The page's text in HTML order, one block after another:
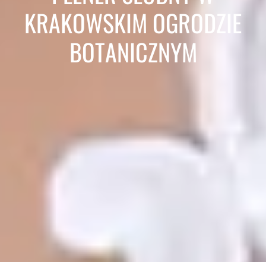
KRAKOWSKIM OGRODZIE
BOTANICZNYM